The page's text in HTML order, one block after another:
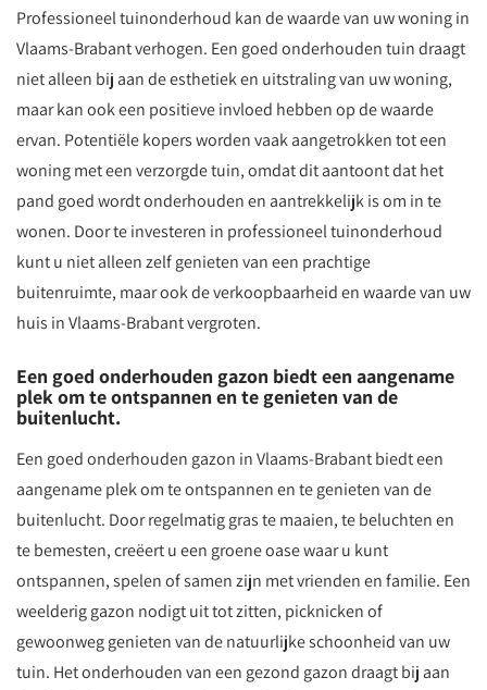
Professioneel tuinonderhoud kan de waarde van uw woning in
Vlaams-Brabant verhogen. Een goed onderhouden tuin draagt
niet alleen bij aan de esthetiek en uitstraling van uw woning,
maar kan ook een positieve invloed hebben op de waarde
ervan. Potentiële kopers worden vaak aangetrokken tot een
woning met een verzorgde tuin, omdat dit aantoont dat het
pand goed wordt onderhouden en aantrekkelijk is om in te
wonen. Door te investeren in professioneel tuinonderhoud
kunt u niet alleen zelf genieten van een prachtige
buitenruimte, maar ook de verkoopbaarheid en waarde van uw
huis in Vlaams-Brabant vergroten.
Een goed onderhouden gazon biedt een aangename
plek om te ontspannen en te genieten van de
buitenlucht.
Een goed onderhouden gazon in Vlaams-Brabant biedt een
aangename plek om te ontspannen en te genieten van de
buitenlucht. Door regelmatig gras te maaien, te beluchten en
te bemesten, creëert u een groene oase waar u kunt
ontspannen, spelen of samen zijn met vrienden en familie. Een
weelderig gazon nodigt uit tot zitten, picknicken of
gewoonweg genieten van de natuurlijke schoonheid van uw
tuin. Het onderhouden van een gezond gazon draagt bij aan